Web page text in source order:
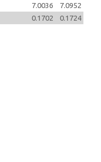
7.0952
7.0036
0.1724
0.1702